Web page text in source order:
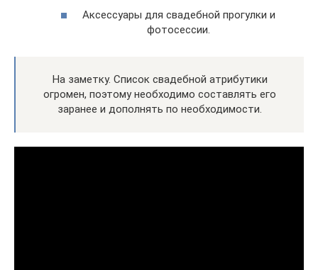
Аксессуары для свадебной прогулки и
фотосессии.
На заметку. Список свадебной атрибутики
огромен, поэтому необходимо составлять его
заранее и дополнять по необходимости.